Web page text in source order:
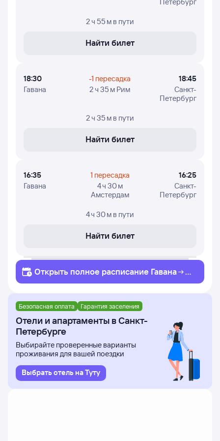
эти цены найдены пользователями Туту за последние
нажав на кнопку «Найти билет».
точные цены - нажимайте на цену и приступайте
к выбору авиабилетов.
2 ч 55 м в пути
Найти билет
18:30
Гавана
-1 пересадка
2 ч 35 м Рим
18:45
Санкт-
Петербург
2 ч 35 м в пути
Найти билет
16:35
Гавана
1 пересадка
4 ч 30 м
Амстердам
16:25
Санкт-
Петербург
4 ч 30 м в пути
Найти билет
Открыть полное расписание Гавана
Са
нкт-Петербург
Безопасная оплата Гарантия заселения
Отели и апартаменты в Санкт-
Петербурге
Выбирайте проверенные варианты
проживания для вашей поездки
Выбрать отель на Туту